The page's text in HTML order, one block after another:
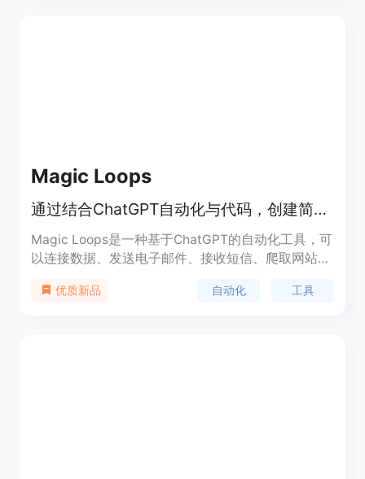
Magic Loops
通过结合ChatGPT自动化与代码，创建简单的自动化任务
Magic Loops是一种基于ChatGPT的自动化工具，可
以连接数据、发送电子邮件、接收短信、爬取网站等
高工作效率。Magic Loops的主要优点是可以与各种
优质新品 自动化 工具